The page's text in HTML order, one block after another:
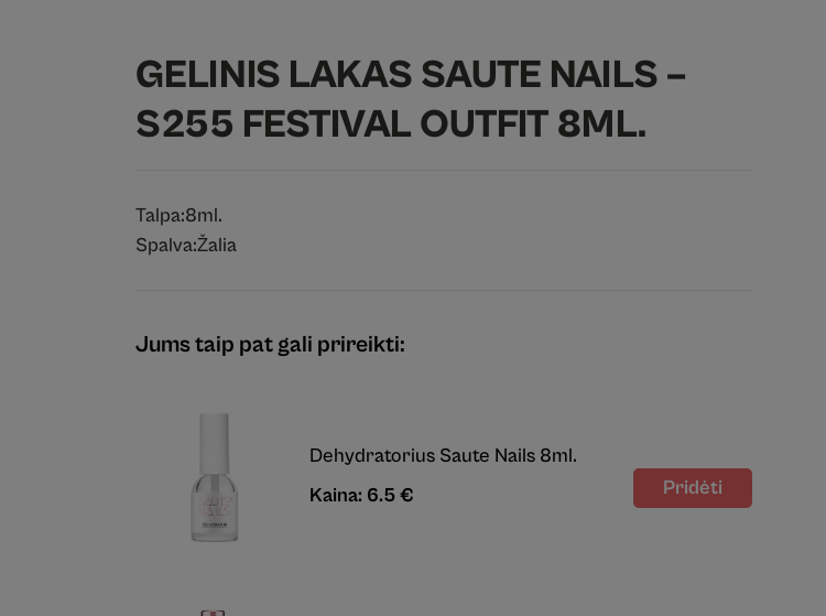
GELINIS LAKAS SAUTE NAILS –
S255 FESTIVAL OUTFIT 8ML.
Talpa:8ml.
Spalva:Žalia
Jums taip pat gali prireikti:
Dehydratorius Saute Nails 8ml.
Kaina: 6.5 €